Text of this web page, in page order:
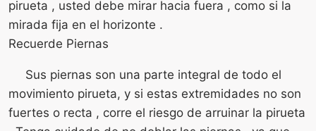
pirueta , usted debe mirar hacia fuera , como si la
mirada fija en el horizonte .
Recuerde Piernas
Sus piernas son una parte integral de todo el
movimiento pirueta, y si estas extremidades no son
fuertes o recta , corre el riesgo de arruinar la pirueta